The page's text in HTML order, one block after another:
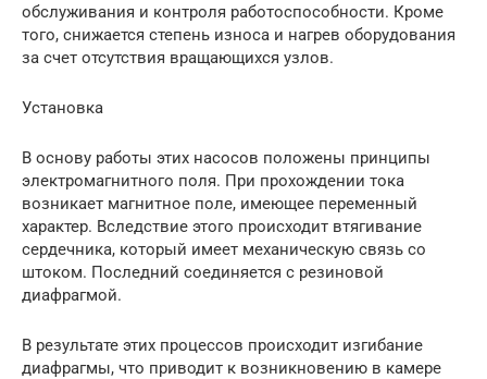
обслуживания и контроля работоспособности. Кроме
того, снижается степень износа и нагрев оборудования
за счет отсутствия вращающихся узлов.
Установка
В основу работы этих насосов положены принципы
электромагнитного поля. При прохождении тока
возникает магнитное поле, имеющее переменный
характер. Вследствие этого происходит втягивание
сердечника, который имеет механическую связь со
штоком. Последний соединяется с резиновой
диафрагмой.
В результате этих процессов происходит изгибание
диафрагмы, что приводит к возникновению в камере